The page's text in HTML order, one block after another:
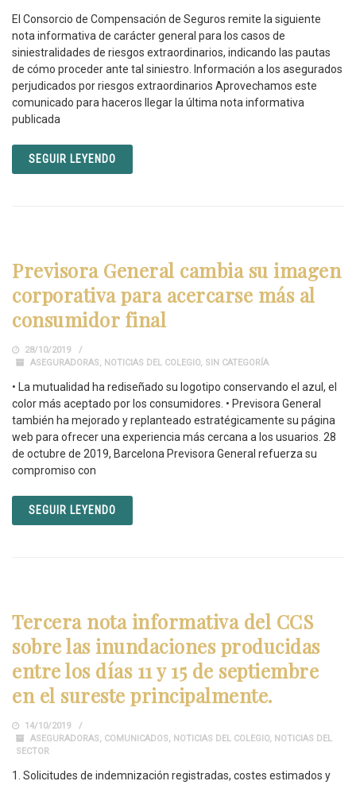
El Consorcio de Compensación de Seguros remite la siguiente
nota informativa de carácter general para los casos de
siniestralidades de riesgos extraordinarios, indicando las pautas
de cómo proceder ante tal siniestro. Información a los asegurados
perjudicados por riesgos extraordinarios Aprovechamos este
comunicado para haceros llegar la última nota informativa
publicada
SEGUIR LEYENDO
Previsora General cambia su imagen
corporativa para acercarse más al
consumidor final
28/10/2019
ASEGURADORAS, NOTICIAS DEL COLEGIO, SIN CATEGORÍA
• La mutualidad ha rediseñado su logotipo conservando el azul, el
color más aceptado por los consumidores. • Previsora General
también ha mejorado y replanteado estratégicamente su página
web para ofrecer una experiencia más cercana a los usuarios. 28
de octubre de 2019, Barcelona Previsora General refuerza su
compromiso con
SEGUIR LEYENDO
Tercera nota informativa del CCS
sobre las inundaciones producidas
entre los días 11 y 15 de septiembre
en el sureste principalmente.
14/10/2019
ASEGURADORAS, COMUNICADOS, NOTICIAS DEL COLEGIO, NOTICIAS DEL
SECTOR
1. Solicitudes de indemnización registradas, costes estimados y